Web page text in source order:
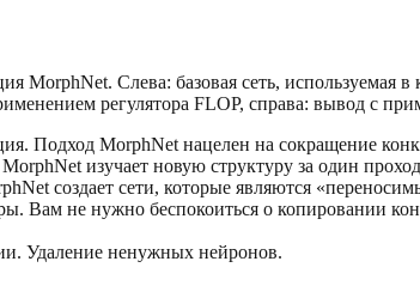
MorphNet. Слева: базовая сеть, используемая
регулятора FLOP, справа: вывод с
Подход MorphNet нацелен на сокращение
изучает новую структуру за один
создает сети, которые являются
Вам не нужно беспокоиться о копировании
Удаление ненужных нейронов.